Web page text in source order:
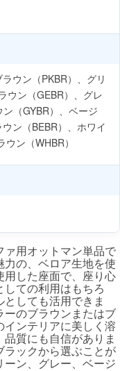
ウン（PKBR）、グリ
ウン（GEBR）、グレ
（GYBR）、ベージ
ン（BEBR）、ホワイ
ン（WHBR）
用オットマン単品で
の、ベロア生地を使
した座面で、座り心
ての利用はもちろ
しても活用できま
のブラウンまたはブ
ンテリアに美しく溶
質にも自信がありま
ックから選ぶことが
ン、グレー、ベージ